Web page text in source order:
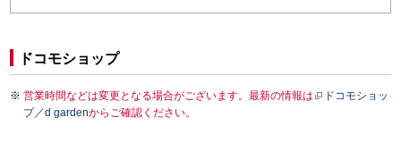
ドコモショップ
営業時間などは変更となる場合がございます。最新の情報は
ドコモショッ
プ／d gardenからご確認ください。